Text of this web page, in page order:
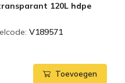
120L hdpe
V189571
Toevoegen